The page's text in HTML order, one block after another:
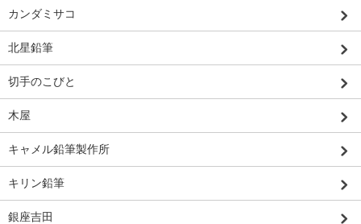
カンダミサコ
北星鉛筆
切手のこびと
木屋
キャメル鉛筆製作所
キリン鉛筆
銀座吉田